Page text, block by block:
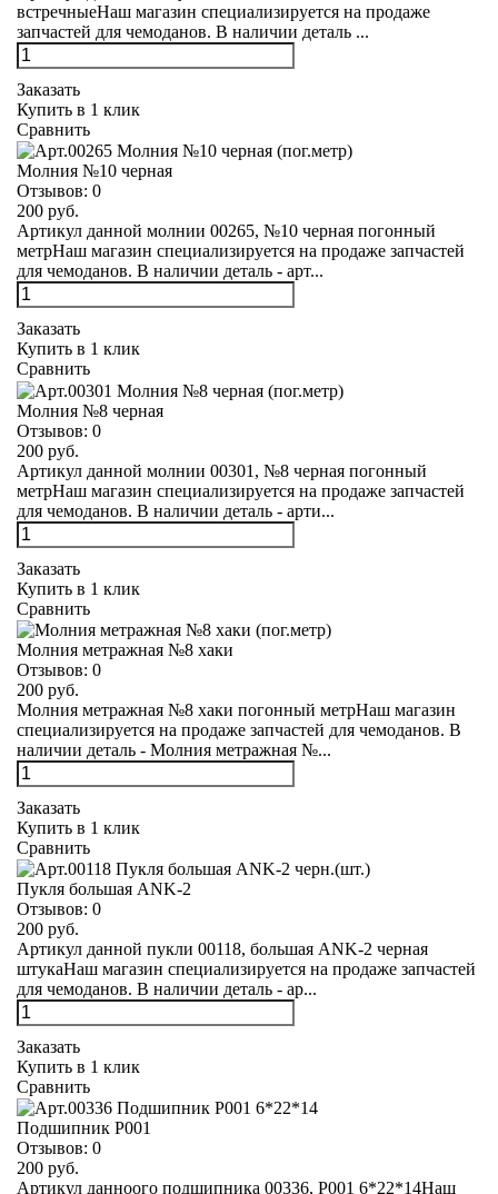
встречныеНаш магазин специализируется на продаже
запчастей для чемоданов. В наличии деталь ...
Заказать
Купить в 1 клик
Сравнить
Молния №10 черная
Отзывов: 0
200 руб.
Артикул данной молнии 00265, №10 черная погонный
метрНаш магазин специализируется на продаже запчастей
для чемоданов. В наличии деталь - арт...
Заказать
Купить в 1 клик
Сравнить
Молния №8 черная
Отзывов: 0
200 руб.
Артикул данной молнии 00301, №8 черная погонный
метрНаш магазин специализируется на продаже запчастей
для чемоданов. В наличии деталь - арти...
Заказать
Купить в 1 клик
Сравнить
Молния метражная №8 хаки
Отзывов: 0
200 руб.
Молния метражная №8 хаки погонный метрНаш магазин
специализируется на продаже запчастей для чемоданов. В
наличии деталь - Молния метражная №...
Заказать
Купить в 1 клик
Сравнить
Пукля большая ANK-2
Отзывов: 0
200 руб.
Артикул данной пукли 00118, большая ANK-2 черная
штукаНаш магазин специализируется на продаже запчастей
для чемоданов. В наличии деталь - ар...
Заказать
Купить в 1 клик
Сравнить
Подшипник Р001
Отзывов: 0
200 руб.
Артикул данноого подшипника 00336, Р001 6*22*14Наш